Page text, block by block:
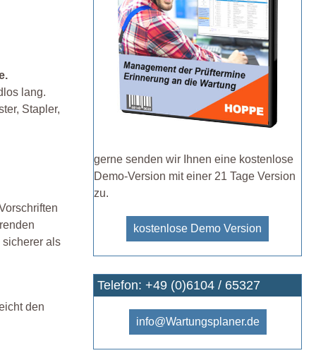
lang.
Stapler,
sicherer als
den
gerne senden wir Ihnen eine kostenlose
Demo-Version mit einer 21 Tage Version
zu.
kostenlose Demo Version
Telefon: +49 (0)6104 / 65327
info@Wartungsplaner.de